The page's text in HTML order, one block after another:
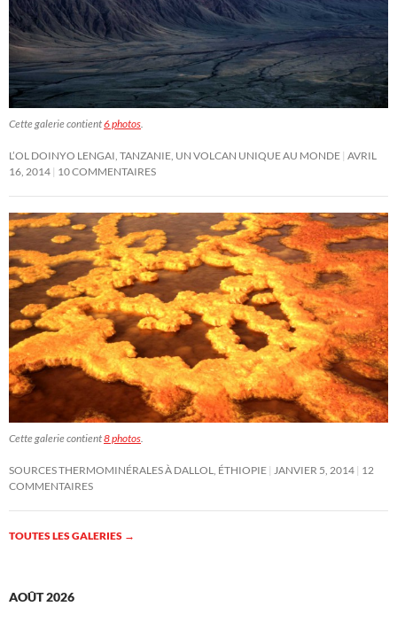
Cette galerie contient6 photos
L’OL DOINYO LENGAI, TANZANIE, UN VOLCAN UNIQUE AU MONDE AVRIL
16, 2014 10 COMMENTAIRES
Cette galerie contient8 photos
SOURCES THERMOMINÉRALES À DALLOL, ÉTHIOPIE JANVIER 5, 2014 12
COMMENTAIRES
TOUTES LES GALERIES →
AOÛT 2026